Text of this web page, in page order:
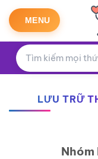
qua
dung
MENU
LƯU TRỮ